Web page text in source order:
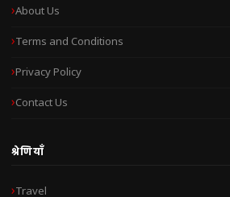
About Us
Terms and Conditions
Privacy Policy
Contact Us
श्रेणियाँ
Travel